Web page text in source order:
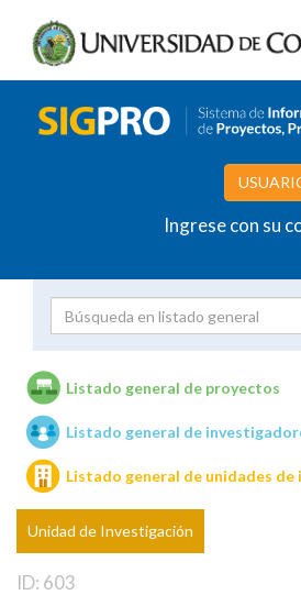
Ingrese con su
Unidades de investigación
Listado general de proyectos
Listado general de
Listado general de unidades de
Unidad de Investigación
ID: 603